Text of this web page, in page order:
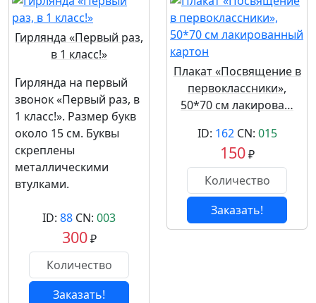
Гирлянда «Первый раз,
в 1 класс!»
Гирлянда на первый
звонок «Первый раз, в
1 класс!». Размер букв
около 15 см. Буквы
скреплены
металлическими
втулками.
ID: 88 CN: 003
300₽
Заказать!
Плакат «Посвящение в
первоклассники»,
50*70 см лакирова…
ID: 162CN: 015
150₽
Заказать!